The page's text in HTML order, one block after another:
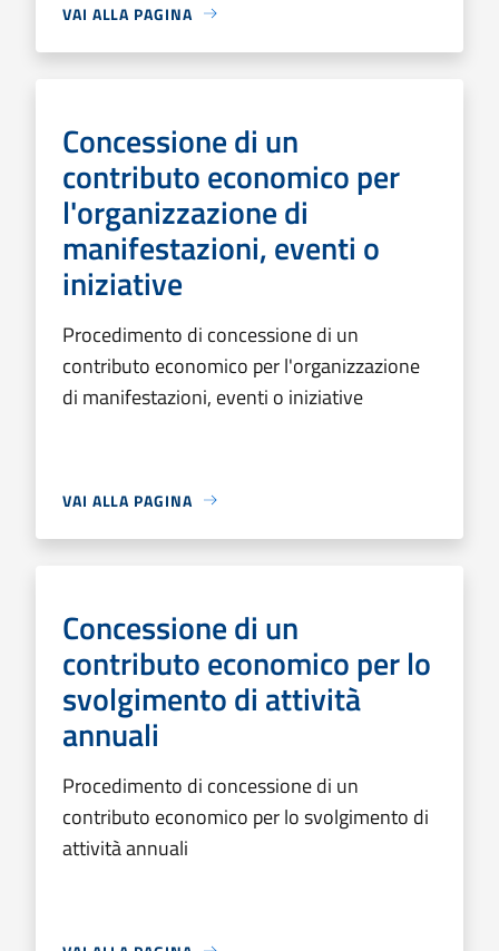
VAI ALLA PAGINA
Concessione di un
contributo economico per
l'organizzazione di
manifestazioni, eventi o
iniziative
Procedimento di concessione di un
contributo economico per l'organizzazione
di manifestazioni, eventi o iniziative
VAI ALLA PAGINA
Concessione di un
contributo economico per lo
svolgimento di attività
annuali
Procedimento di concessione di un
contributo economico per lo svolgimento di
attività annuali